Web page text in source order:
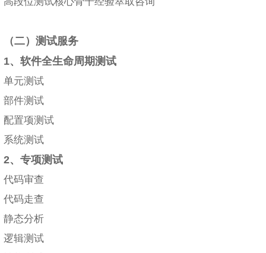
（二）测试服务
1、软件全生命周期测试
单元测试
部件测试
配置项测试
系统测试
2、专项测试
代码审查
代码走查
静态分析
逻辑测试